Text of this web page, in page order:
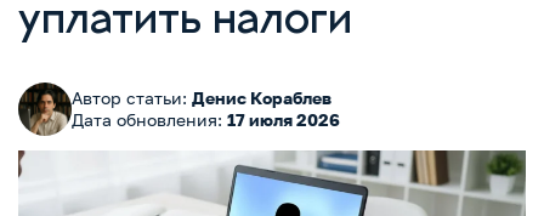
уплатить налоги
Автор статьи: Денис Кораблев
Дата обновления: 17 июля 2026